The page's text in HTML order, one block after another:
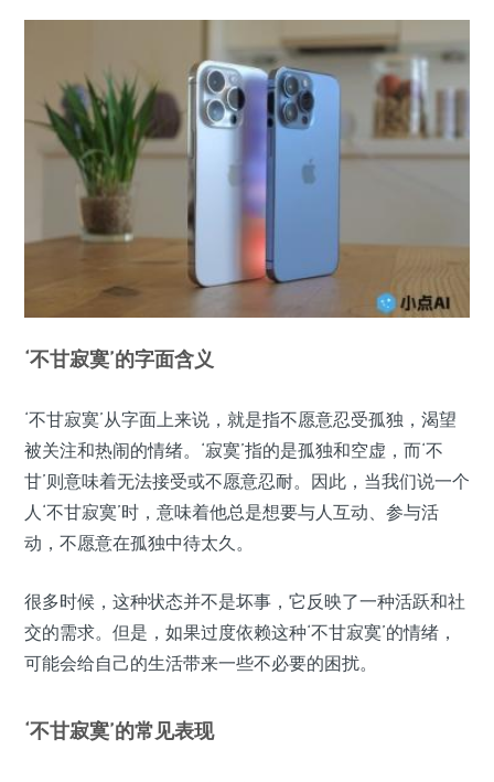
‘不甘寂寞’的字面含义
‘不甘寂寞’从字面上来说，就是指不愿意忍受孤独，渴望
被关注和热闹的情绪。‘寂寞’指的是孤独和空虚，而‘不
甘’则意味着无法接受或不愿意忍耐。因此，当我们说一个
人‘不甘寂寞’时，意味着他总是想要与人互动、参与活
动，不愿意在孤独中待太久。
很多时候，这种状态并不是坏事，它反映了一种活跃和社
交的需求。但是，如果过度依赖这种‘不甘寂寞’的情绪，
可能会给自己的生活带来一些不必要的困扰。
‘不甘寂寞’的常见表现